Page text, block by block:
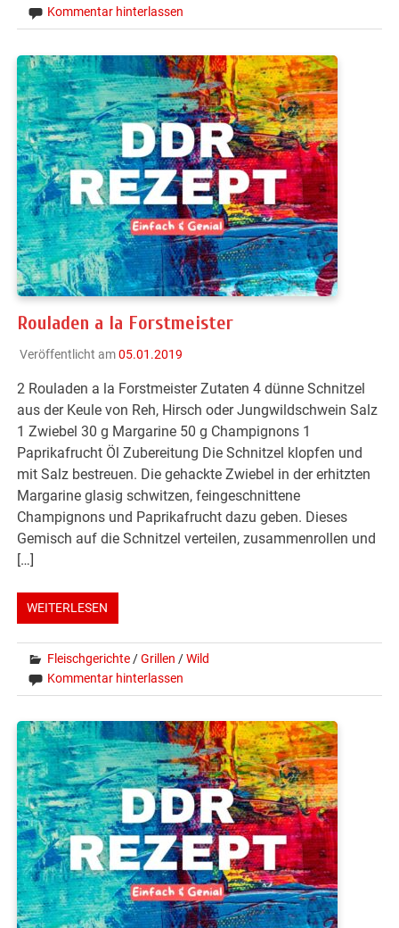
Kommentar hinterlassen
Rouladen a la Forstmeister
Veröffentlicht am05.01.2019
2 Rouladen a la Forstmeister Zutaten 4 dünne Schnitzel
aus der Keule von Reh, Hirsch oder Jungwildschwein Salz
1 Zwiebel 30 g Margarine 50 g Champignons 1
Paprikafrucht Öl Zubereitung Die Schnitzel klopfen und
mit Salz bestreuen. Die gehackte Zwiebel in der erhitzten
Margarine glasig schwitzen, feingeschnittene
Champignons und Paprikafrucht dazu geben. Dieses
Gemisch auf die Schnitzel verteilen, zusammenrollen und
[…]
WEITERLESEN
Fleischgerichte /Grillen /Wild
Kommentar hinterlassen